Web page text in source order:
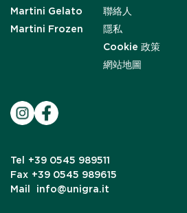
Martini Gelato
Martini Frozen
聯絡人
隱私
Cookie 政策
網站地圖
Tel
+39 0545 989511
Fax +39 0545 989615
Mail
info@unigra.it